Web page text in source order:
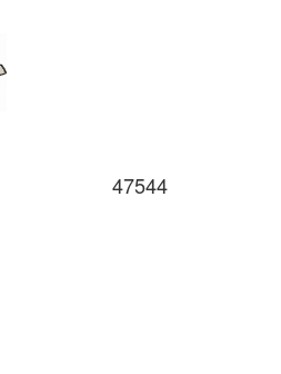
47544